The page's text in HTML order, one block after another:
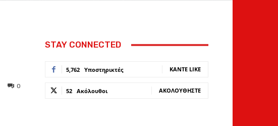
0
STAY CONNECTED
5,762 Υποστηρικτές ΚΆΝΤΕ LIKE
52 Ακόλουθοι ΑΚΟΛΟΥΘΉΣΤΕ